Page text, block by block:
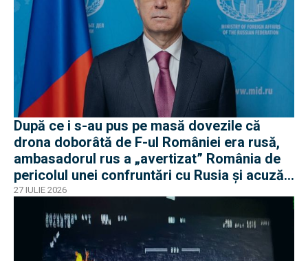
După ce i s-au pus pe masă dovezile că
drona doborâtă de F-ul României era rusă,
ambasadorul rus a „avertizat” România de
pericolul unei confruntări cu Rusia și acuză
o „înscenare propagandistă”
27 IULIE 2026